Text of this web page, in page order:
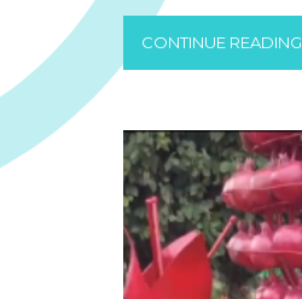
CONTINUE READING